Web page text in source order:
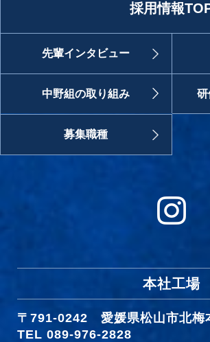
採用情報
先輩インタビュー
中野組の取り組み 研
募集職種
本社工場
〒791-0242 愛媛県松山市北梅
TEL 089-976-2828